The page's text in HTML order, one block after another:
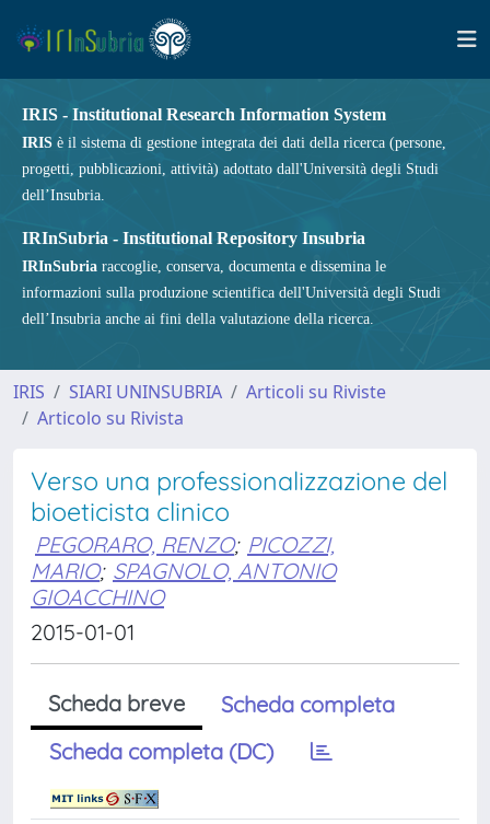
IRIS - Institutional Research Information System
IRIS è il sistema di gestione integrata dei dati della ricerca (persone,
progetti, pubblicazioni, attività) adottato dall'Università degli Studi
dell’Insubria.
IRInSubria - Institutional Repository Insubria
IRInSubria raccoglie, conserva, documenta e dissemina le
informazioni sulla produzione scientifica dell'Università degli Studi
dell’Insubria anche ai fini della valutazione della ricerca.
IRIS SIARI UNINSUBRIA
Articoli su Riviste
Articolo su Rivista
Verso una professionalizzazione del
bioeticista clinico
PEGORARO, RENZO; PICOZZI,
MARIO; SPAGNOLO, ANTONIO
GIOACCHINO
2015-01-01
Scheda breve
Scheda completa
Scheda completa (DC)